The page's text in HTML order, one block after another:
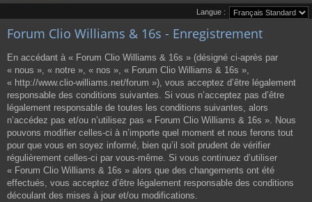
Langue :
Forum Clio Williams & 16s - Enregistrement
En accédant à « Forum Clio Williams & 16s » (désigné ci-après par
« nous », « notre », « nos », « Forum Clio Williams & 16s »,
« http://www.clio-williams.net/forum »), vous acceptez d’être légalement
responsable des conditions suivantes. Si vous n’acceptez pas d’être
légalement responsable de toutes les conditions suivantes, alors
n’accédez pas et/ou n’utilisez pas « Forum Clio Williams & 16s ». Nous
pouvons modifier celles-ci à n’importe quel moment et nous ferons tout
pour que vous en soyez informé, bien qu’il soit prudent de vérifier
régulièrement celles-ci par vous-même. Si vous continuez d’utiliser
« Forum Clio Williams & 16s » alors que des changements ont été
effectués, vous acceptez d’être légalement responsable des conditions
découlant des mises à jour et/ou modifications.